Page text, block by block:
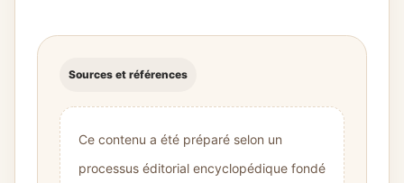
Sources et références
Ce contenu a été préparé selon un
processus éditorial encyclopédique fondé